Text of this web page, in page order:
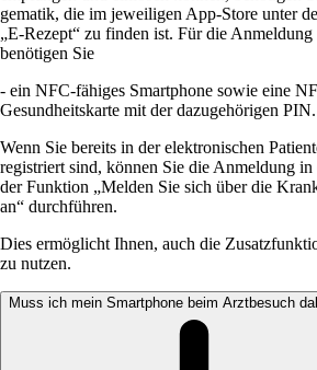
gematik, die im jeweiligen App-Store unter
„E‑Rezept“ zu finden ist. Für die
benötigen Sie
- ein NFC-fähiges Smartphone sowie eine
Gesundheitskarte mit der dazugehörigen PIN.
Wenn Sie bereits in der elektronischen
registriert sind, können Sie die Anmeldung
der Funktion „Melden Sie sich über die
an“ durchführen.
Dies ermöglicht Ihnen, auch die
zu nutzen.
Muss ich mein Smartphone beim Arztbesuch